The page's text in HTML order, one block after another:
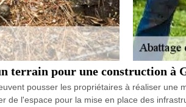
terrain pour une construction à
pousser les propriétaires à réaliser une
de l'espace pour la mise en place des